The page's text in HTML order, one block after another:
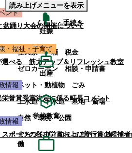
くらし・手続き
くらし・手続き
住民票・戸籍
税金
ゼロカーボン
相談・申請書
ペット・動植物
ごみ
上水道・下水道
墓地・斎場
自然・環境・公園
まちづくり・コミュニティ・協
働
ント
踊り大会の開催について
・福祉・子育て
選べる 筋力アップ＆リフレッシュ教室
情報
誉賞受賞決定に係る町長コメント
情報
ポーツの各功労賞および善行賞の候補
妊娠
出産
学校教育
読み上げメニューを表示